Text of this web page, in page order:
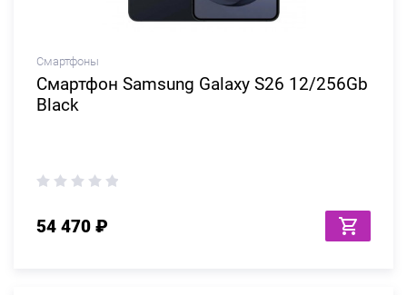
Смартфоны
Смартфон Samsung Galaxy S26 12/256Gb
Black
54 470 ₽